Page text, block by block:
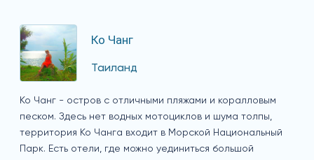
Ко Чанг
Таиланд
Ко Чанг - остров с отличными пляжами и коралловым
песком. Здесь нет водных мотоциклов и шума толпы,
территория Ко Чанга входит в Морской Национальный
Парк. Есть отели, где можно уединиться большой